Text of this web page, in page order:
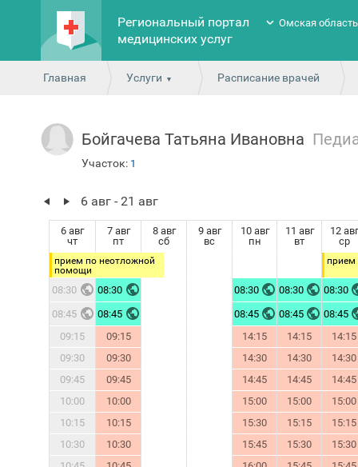
Региональный портал
медицинских услуг
Омская область
Главная Услуги Расписание врачей
Бойгачева Татьяна Ивановна
Участок: 1
6 авг - 21 авг
6 авг
чт
7 авг
пт
8 авг
сб
9 авг
вс
10 авг
пн
11 авг
вт
12 авг
ср
прием по неотложной
помощи
08:30 08:30 08:30 08:30
08:30
08:45
08:45 08:45 08:45
08:45
09:15
09:15 14:15 14:15
14:15
09:30
09:30 14:30 14:30
14:30
09:45
09:45 14:45 14:45
14:45
10:00
10:00 15:00 15:00
15:00
10:15
10:15 15:30 15:15
15:15
10:30
10:30 15:45 15:30
15:30